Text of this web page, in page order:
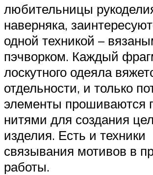
любительницы
наверняка,
одной техникой –
пэчворком. Каждый
лоскутного одеяла
отдельности, и только
элементы прошиваются
нитями для создания
изделия. Есть и техники
связывания мотивов в
работы.